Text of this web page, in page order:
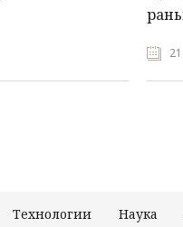
Технологии Наука